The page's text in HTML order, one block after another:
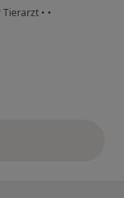
Tierarzt • •